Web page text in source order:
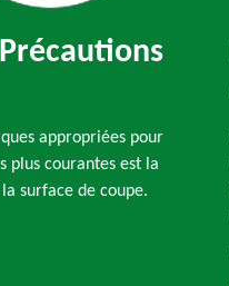
appropriées pour
plus courantes est la
surface de coupe.